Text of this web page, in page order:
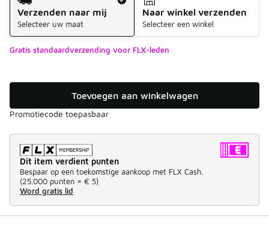
Verzenden naar mij
Selecteer uw maat
Naar winkel verzenden
Selecteer een winkel
Gratis standaardverzending voor FLX-leden
Toevoegen aan winkelwagen
Promotiecode toepasbaar
Dit item verdient punten
Bespaar op een toekomstige aankoop met FLX Cash.
(25.000 punten = € 5)
Word gratis lid